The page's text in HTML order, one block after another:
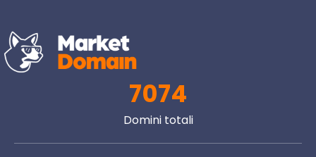
7074
Domini totali